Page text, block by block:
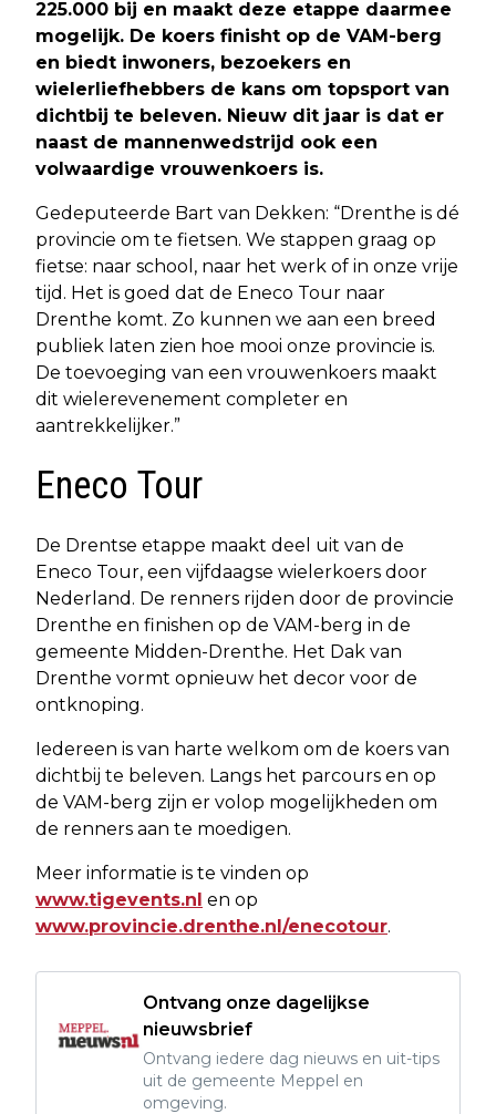
225.000 bij en maakt deze etappe daarmee
mogelijk. De koers finisht op de VAM-berg
en biedt inwoners, bezoekers en
wielerliefhebbers de kans om topsport van
dichtbij te beleven. Nieuw dit jaar is dat er
naast de mannenwedstrijd ook een
volwaardige vrouwenkoers is.
Gedeputeerde Bart van Dekken: “Drenthe is dé
provincie om te fietsen. We stappen graag op
fietse: naar school, naar het werk of in onze vrije
tijd. Het is goed dat de Eneco Tour naar
Drenthe komt. Zo kunnen we aan een breed
publiek laten zien hoe mooi onze provincie is.
De toevoeging van een vrouwenkoers maakt
dit wielerevenement completer en
aantrekkelijker.”
Eneco Tour
De Drentse etappe maakt deel uit van de
Eneco Tour, een vijfdaagse wielerkoers door
Nederland. De renners rijden door de provincie
Drenthe en finishen op de VAM-berg in de
gemeente Midden-Drenthe. Het Dak van
Drenthe vormt opnieuw het decor voor de
ontknoping.
Iedereen is van harte welkom om de koers van
dichtbij te beleven. Langs het parcours en op
de VAM-berg zijn er volop mogelijkheden om
de renners aan te moedigen.
Meer informatie is te vinden op
www.tigevents.nl en op
www.provincie.drenthe.nl/enecotour.
Ontvang onze dagelijkse
nieuwsbrief
Ontvang iedere dag nieuws en uit-tips
uit de gemeente Meppel en
omgeving.